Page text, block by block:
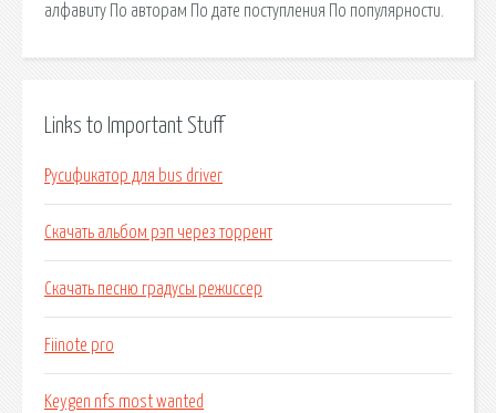
алфавиту По авторам По дате поступления По популярности.
Links to Important Stuff
Русификатор для bus driver
Скачать альбом рэп через торрент
Скачать песню градусы режиссер
Fiinote pro
Keygen nfs most wanted